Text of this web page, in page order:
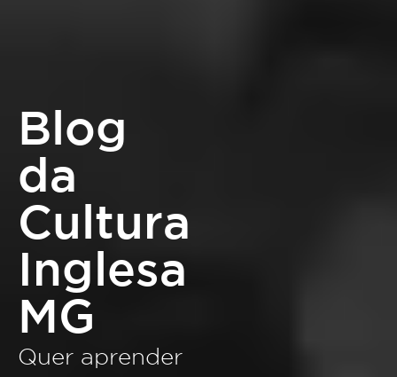
Blog
da
Cultura
Inglesa
MG
Quer aprender